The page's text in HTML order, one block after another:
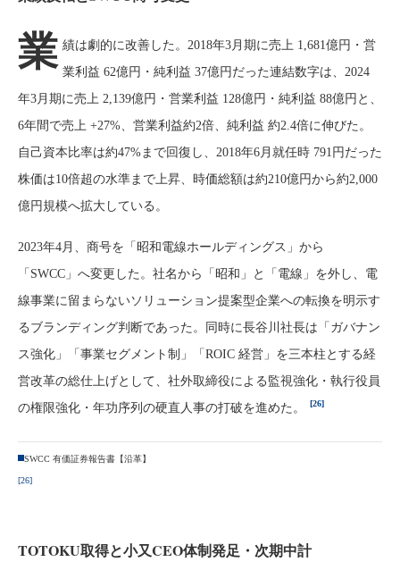
業 績は劇的に改善した。2018年3月期に売上 1,681億円・営
業利益 62億円・純利益 37億円だった連結数字は、2024
年3月期に売上 2,139億円・営業利益 128億円・純利益 88億円と、
6年間で売上 +27%、営業利益約2倍、純利益 約2.4倍に伸びた。
自己資本比率は約47%まで回復し、2018年6月就任時 791円だった
株価は10倍超の水準まで上昇、時価総額は約210億円から約2,000
億円規模へ拡大している。
2023年4月、商号を「昭和電線ホールディングス」から
「SWCC」へ変更した。社名から「昭和」と「電線」を外し、電
線事業に留まらないソリューション提案型企業への転換を明示す
るブランディング判断であった。同時に長谷川社長は「ガバナン
ス強化」「事業セグメント制」「ROIC 経営」を三本柱とする経
営改革の総仕上げとして、社外取締役による監視強化・執行役員
の権限強化・年功序列の硬直人事の打破を進めた。
[26]
SWCC 有価証券報告書【沿革】
[26]
TOTOKU取得と小又CEO体制発足・次期中計